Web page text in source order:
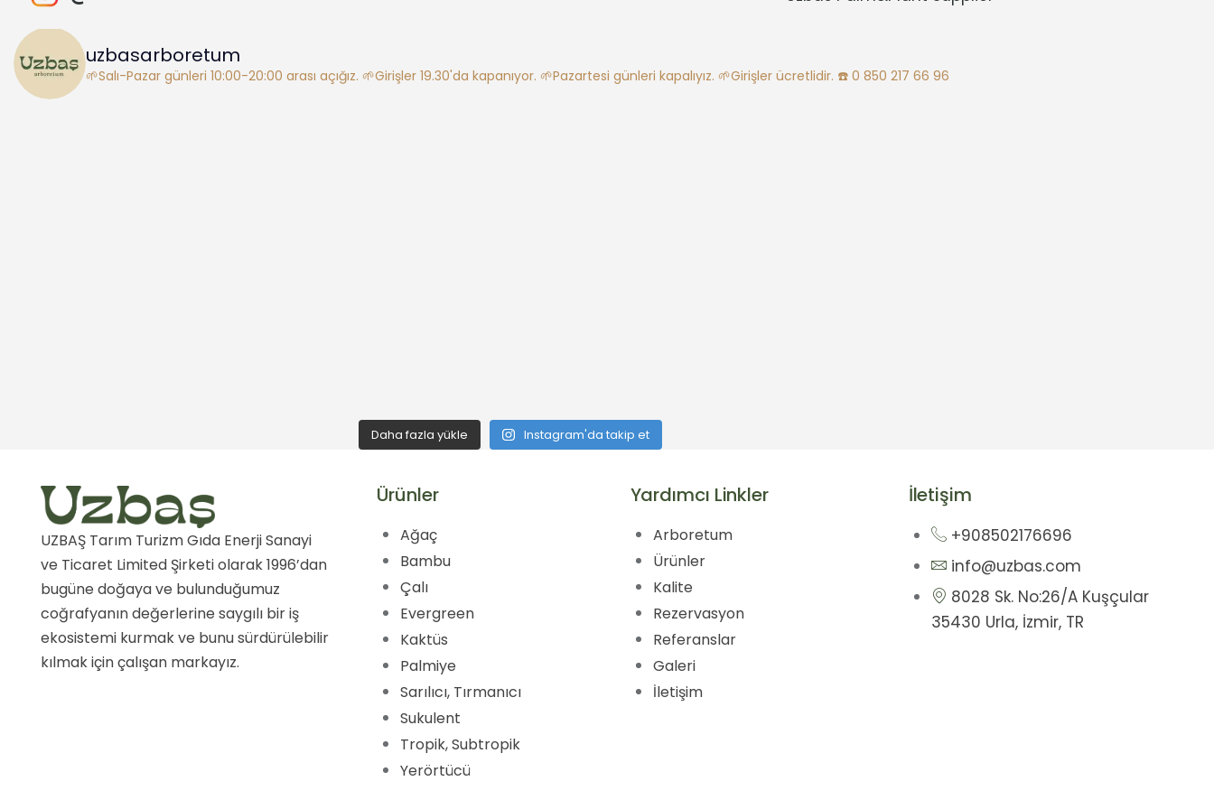
uzbasarboretum
🌱Salı-Pazar günleri 10:00-20:00 arası açığız. 🌱Girişler 19.30'da kapanıyor. 🌱Pazartesi günleri kapalıyız. 🌱Girişler ücretlidir. ☎️ 0 850 217 66 96
Daha fazla yükle Instagram'da takip et
UZBAŞ Tarım Turizm Gıda Enerji Sanayi
ve Ticaret Limited Şirketi olarak 1996’dan
bugüne doğaya ve bulunduğumuz
coğrafyanın değerlerine saygılı bir iş
ekosistemi kurmak ve bunu sürdürülebilir
kılmak için çalışan markayız.
Ürünler
Ağaç
Bambu
Çalı
Evergreen
Kaktüs
Palmiye
Sarılıcı, Tırmanıcı
Sukulent
Tropik, Subtropik
Yerörtücü
Yardımcı Linkler
Arboretum
Ürünler
Kalite
Rezervasyon
Referanslar
Galeri
İletişim
İletişim
+908502176696
info@uzbas.com
8028 Sk. No:26/A Kuşçular
35430 Urla, İzmir, TR